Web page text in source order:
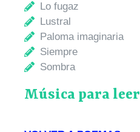
Lo fugaz
Lustral
Paloma imaginaria
Siempre
Sombra
Música para leer